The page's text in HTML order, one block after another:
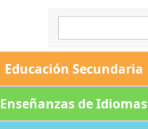
Educación Secundaria
Enseñanzas de Idiomas